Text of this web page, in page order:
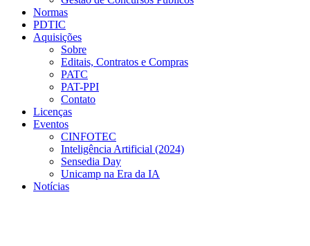
Normas
PDTIC
Aquisições
Sobre
Editais, Contratos e Compras
PATC
PAT-PPI
Contato
Licenças
Eventos
CINFOTEC
Inteligência Artificial (2024)
Sensedia Day
Unicamp na Era da IA
Notícias